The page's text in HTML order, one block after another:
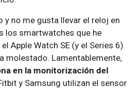
y no me gusta llevar el reloj en
los smartwatches que he
Apple Watch SE (y el Series 6)
molestado. Lamentablemente,
en la monitorización del
y Samsung utilizan el sensor